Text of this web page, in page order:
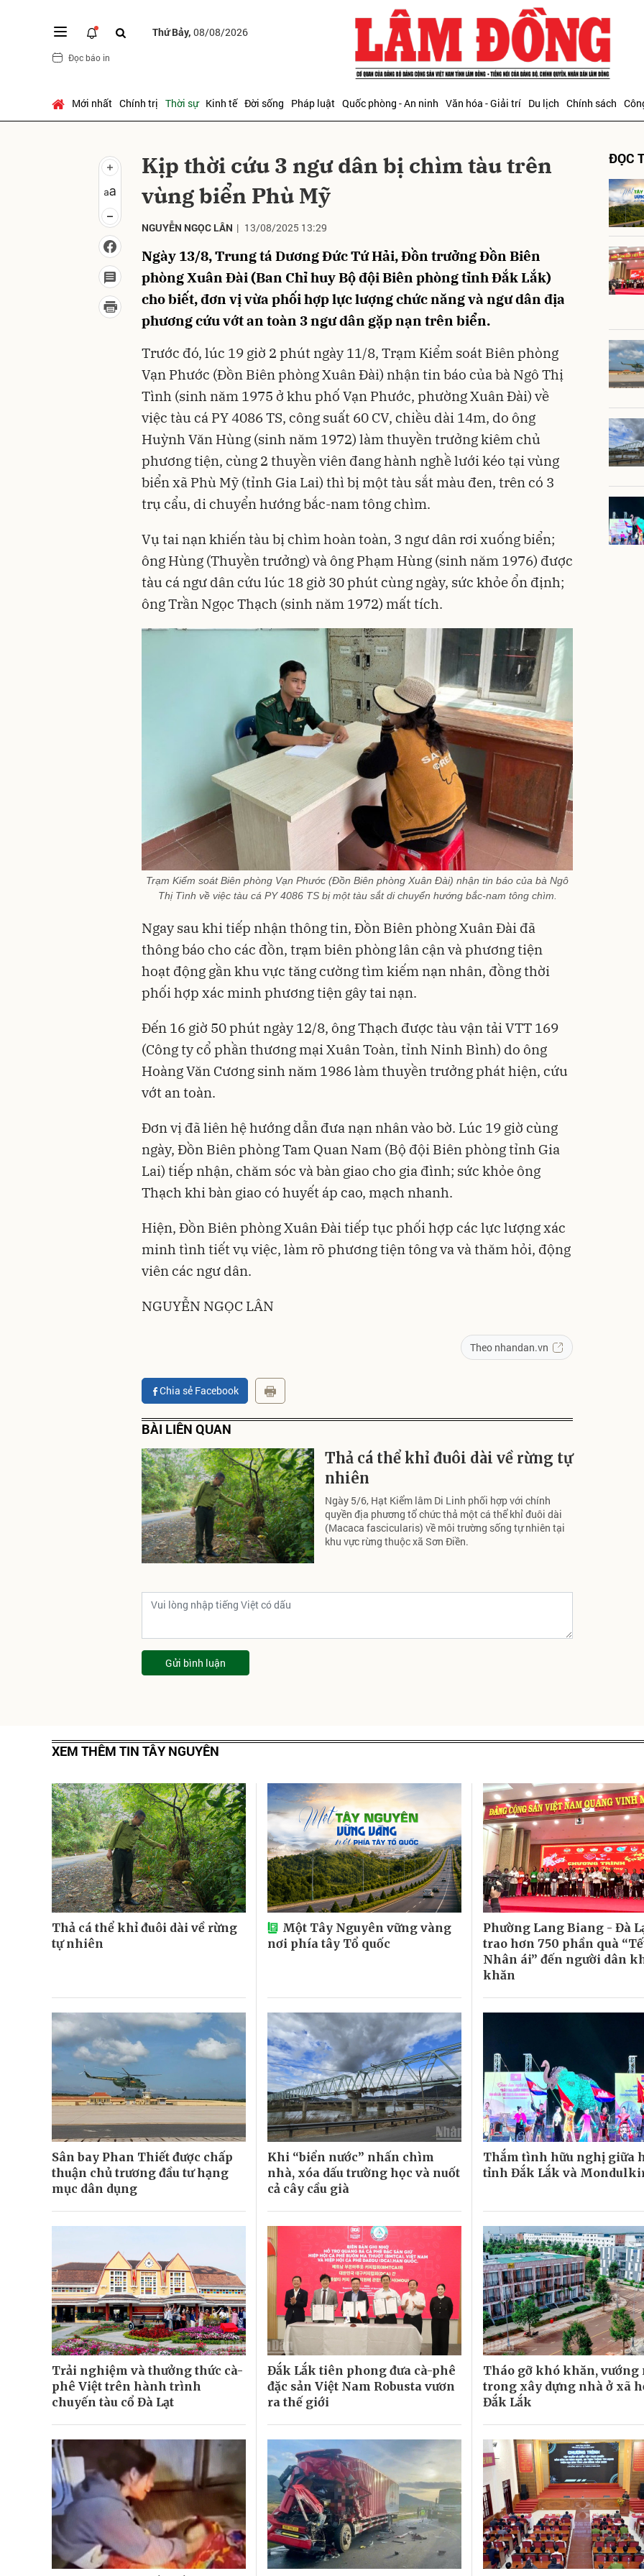
Thứ Bảy, 08/08/2026
Đọc báo in
Mới nhất Chính trị Thời sự Kinh tế Đời sống Pháp luật Quốc phòng - An ninh Văn hóa - Giải trí Du lịch Chính sách
Kịp thời cứu 3 ngư dân bị chìm tàu trên
vùng biển Phù Mỹ
NGUYỄN NGỌC LÂN | 13/08/2025 13:29
Ngày 13/8, Trung tá Dương Đức Tứ Hải, Đồn trưởng Đồn Biên
phòng Xuân Đài (Ban Chỉ huy Bộ đội Biên phòng tỉnh Đắk Lắk)
cho biết, đơn vị vừa phối hợp lực lượng chức năng và ngư dân địa
phương cứu vớt an toàn 3 ngư dân gặp nạn trên biển.
Trước đó, lúc 19 giờ 2 phút ngày 11/8, Trạm Kiểm soát Biên phòng
Vạn Phước (Đồn Biên phòngXuân Đài) nhận tin báo của bà Ngô Thị
Tình (sinh năm 1975 ở khu phố Vạn Phước, phường Xuân Đài) về
việc tàu cá PY 4086 TS, công suất 60 CV, chiều dài 14m, do ông
Huỳnh Văn Hùng (sinh năm 1972) làm thuyền trưởng kiêm chủ
phương tiện, cùng 2 thuyền viên đang hành nghề lưới kéo tại vùng
biển xã Phù Mỹ (tỉnh Gia Lai) thì bị một tàu sắt màu đen, trên có 3
trụ cẩu, di chuyển hướng bắc-namtông chìm.
Vụ tai nạn khiến tàu bị chìm hoàn toàn, 3 ngư dân rơi xuống biển;
ông Hùng (Thuyền trưởng) và ông Phạm Hùng (sinh năm 1976) được
tàu cá ngư dân cứu lúc 18 giờ 30 phút cùng ngày, sức khỏe ổn định;
ông Trần Ngọc Thạch (sinh năm 1972) mất tích.
Trạm Kiểm soát Biên phòng Vạn Phước (Đồn Biên phòng Xuân Đài) nhận tin báo của bà Ngô
Thị Tình về việc tàu cá PY 4086 TS bị một tàu sắt di chuyển hướng bắc-nam tông chìm.
Ngay sau khi tiếp nhận thông tin, Đồn Biên phòng Xuân Đài đã
thông báo cho các đồn, trạm biên phòng lân cận và phương tiện
hoạt động gần khu vực tăng cườngtìm kiếm nạn nhân, đồng thời
phối hợp xác minh phương tiện gây tai nạn.
Đến 16 giờ 50 phút ngày 12/8, ông Thạch được tàu vận tải VTT 169
(Công ty cổ phần thương mại Xuân Toàn, tỉnh Ninh Bình) do ông
Hoàng Văn Cương sinh năm 1986 làm thuyền trưởng phát hiện, cứu
vớt an toàn.
Đơn vị đã liên hệ hướng dẫn đưa nạn nhân vào bờ. Lúc 19 giờ cùng
ngày, Đồn Biên phòng Tam Quan Nam (Bộ đội Biên phòng tỉnh Gia
Lai) tiếp nhận, chăm sóc và bàn giao cho gia đình; sức khỏe ông
Thạch khi bàn giao có huyết áp cao, mạch nhanh.
Hiện, Đồn Biên phòng Xuân Đài tiếp tục phối hợp các lực lượng xác
minh tình tiết vụ việc, làm rõ phương tiện tông va và thăm hỏi, động
viên các ngư dân.
NGUYỄN NGỌC LÂN
Theo nhandan.vn
Chia sẻ Facebook
BÀI LIÊN QUAN
Thả cá thể khỉ đuôi dài về rừng tự
nhiên
Ngày 5/6, Hạt Kiểm lâm Di Linh phối hợp với chính
quyền địa phương tổ chức thả một cá thể khỉ đuôi dài
(Macaca fascicularis) về môi trường sống tự nhiên tại
khu vực rừng thuộc xã Sơn Điền.
Gửi bình luận
ĐỌC
XEM THÊM TIN TÂY NGUYÊN
Thả cá thể khỉ đuôi dài về rừng
tự nhiên
Một Tây Nguyên vững vàng
nơi phía tây Tổ quốc
Phường Lang Biang - Đà
trao hơn 750 phần quà
Nhân ái” đến người dân
khăn
Sân bay Phan Thiết được chấp
thuận chủ trương đầu tư hạng
mục dân dụng
Khi “biển nước” nhấn chìm
nhà, xóa dấu trường học và nuốt
cả cây cầu già
Thắm tình hữu nghị giữa
tỉnh Đắk Lắk và
Trải nghiệm và thưởng thức cà-
phê Việt trên hành trình
chuyến tàu cổ Đà Lạt
Đắk Lắk tiên phong đưa cà-phê
đặc sản Việt Nam Robusta vươn
ra thế giới
Tháo gỡ khó khăn, vướng
trong xây dựng nhà ở xã
Đắk Lắk
Gửi bình luận